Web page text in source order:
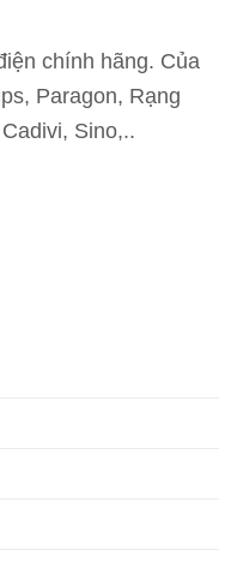
chính hãng. Của
Paragon, Rạng
Sino,..